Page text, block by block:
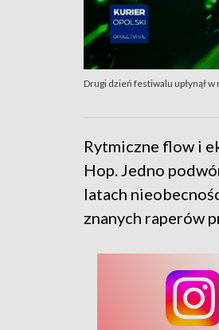
Drugi dzień festiwalu upłynął
Rytmiczne flow i
Hop. Jedno
latach
znanych raperów